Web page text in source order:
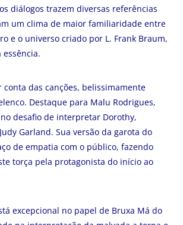
diálogos trazem diversas referências
um clima de maior familiaridade entre
e o universo criado por L. Frank Braum,
conta das canções, belissimamente
Destaque para Malu Rodrigues,
desafio de interpretar Dorothy,
Garland. Sua versão da garota do
de empatia com o público, fazendo
torça pela protagonista do início ao
excepcional no papel de Bruxa Má do